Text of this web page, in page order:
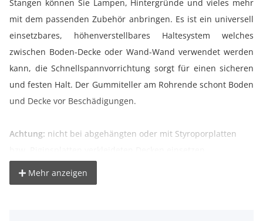
Stangen können Sie Lampen, Hintergründe und vieles mehr
mit dem passenden Zubehör anbringen. Es ist ein universell
einsetzbares, höhenverstellbares Haltesystem welches
zwischen Boden-Decke oder Wand-Wand verwendet werden
kann, die Schnellspannvorrichtung sorgt für einen sicheren
und festen Halt. Der Gummiteller am Rohrende schont Boden
und Decke vor Beschädigungen.
Achtung: nicht bei abgehängten oder mit Styroporplatten
° stufenlos ausziehbar von ca. 150-350cm
Mehr anzeigen